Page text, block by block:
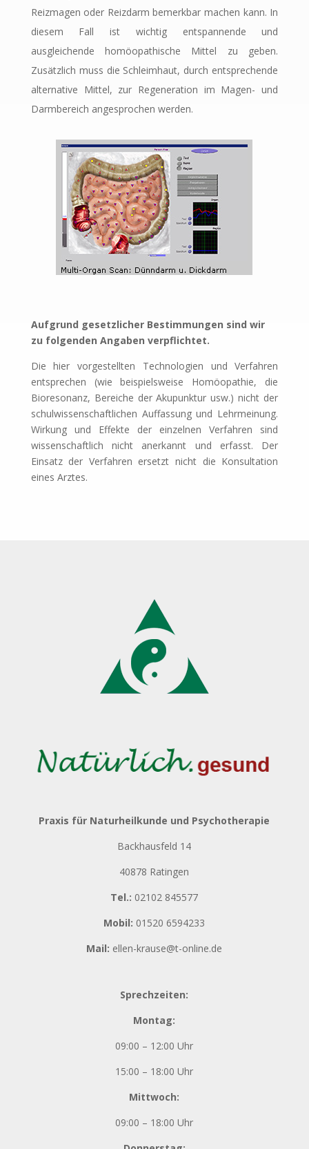
Reizmagen oder Reizdarm bemerkbar machen kann. In
diesem Fall ist wichtig entspannende und
ausgleichende homöopathische Mittel zu geben.
Zusätzlich muss die Schleimhaut, durch entsprechende
alternative Mittel, zur Regeneration im Magen- und
Darmbereich angesprochen werden.
Aufgrund gesetzlicher Bestimmungen sind wir
zu folgenden Angaben verpflichtet.
Die hier vorgestellten Technologien und Verfahren
entsprechen (wie beispielsweise Homöopathie, die
Bioresonanz, Bereiche der Akupunktur usw.) nicht der
schulwissenschaftlichen Auffassung und Lehrmeinung.
Wirkung und Effekte der einzelnen Verfahren sind
wissenschaftlich nicht anerkannt und erfasst. Der
Einsatz der Verfahren ersetzt nicht die Konsultation
eines Arztes.
Praxis für Naturheilkunde und Psychotherapie
Backhausfeld 14
40878 Ratingen
Tel.: 02102 845577
Mobil: 01520 6594233
Mail: ellen-krause@t-online.de
Sprechzeiten:
Montag:
09:00 – 12:00 Uhr
15:00 – 18:00 Uhr
Mittwoch:
09:00 – 18:00 Uhr